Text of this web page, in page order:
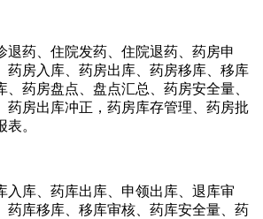
退药、住院发药、住院退药、药房申
药房入库、药房出库、药房移库、移库
、药房盘点、盘点汇总、药房安全量、
药房出库冲正，药房库存管理、药房批
。
入库、药库出库、申领出库、退库审
药库移库、移库审核、药库安全量、药